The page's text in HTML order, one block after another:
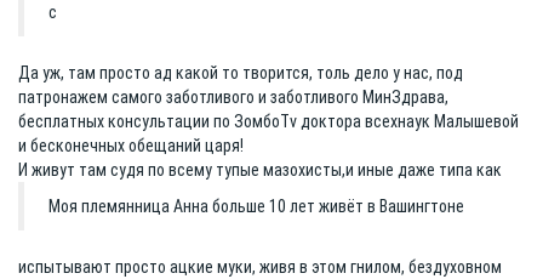
с
Да уж, там просто ад какой то творится, толь дело у нас, под
патронажем самого заботливого и заботливого МинЗдрава,
бесплатных консультации по ЗомбоTv доктора всехнаук Малышевой
и бесконечных обещаний царя!
И живут там судя по всему тупые мазохисты,и иные даже типа как
Моя племянница Анна больше 10 лет живёт в Вашингтоне
испытывают просто ацкие муки, живя в этом гнилом, бездуховном